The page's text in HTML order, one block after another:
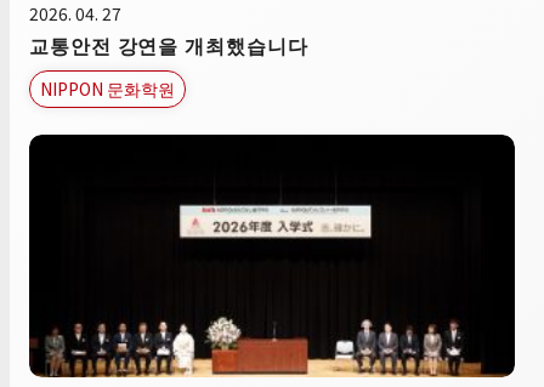
2026. 04. 27
교통안전 강연을 개최했습니다
NIPPON 문화학원